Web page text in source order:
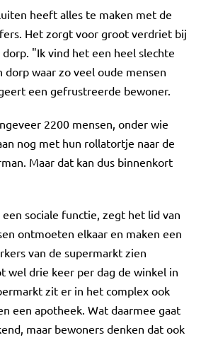
heeft alles te maken met de
Het zorgt voor groot verdriet bij
"Ik vind het een heel slechte
dorp waar zo veel oude mensen
een gefrustreerde bewoner.
2200 mensen, onder wie
nog met hun rollatortje naar de
Maar dat kan dus binnenkort
sociale functie, zegt het lid van
ontmoeten elkaar en maken een
van de supermarkt zien
wel drie keer per dag de winkel in
zit er in het complex ook
een apotheek. Wat daarmee gaat
maar bewoners denken dat ook